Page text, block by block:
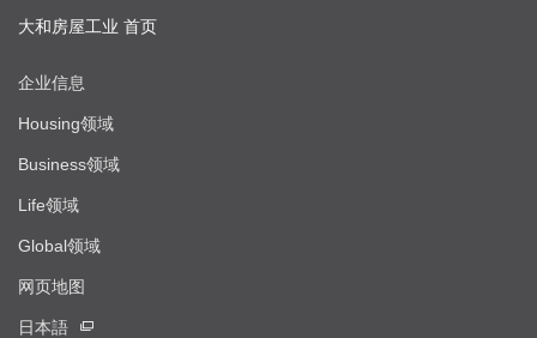
大和房屋工业 首页
企业信息
Housing领域
Business领域
Life领域
Global领域
网页地图
日本語